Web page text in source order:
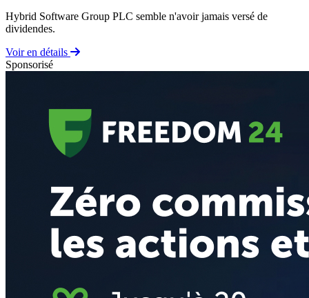
Hybrid Software Group PLC semble n'avoir jamais versé de
dividendes.
Voir en détails
Sponsorisé